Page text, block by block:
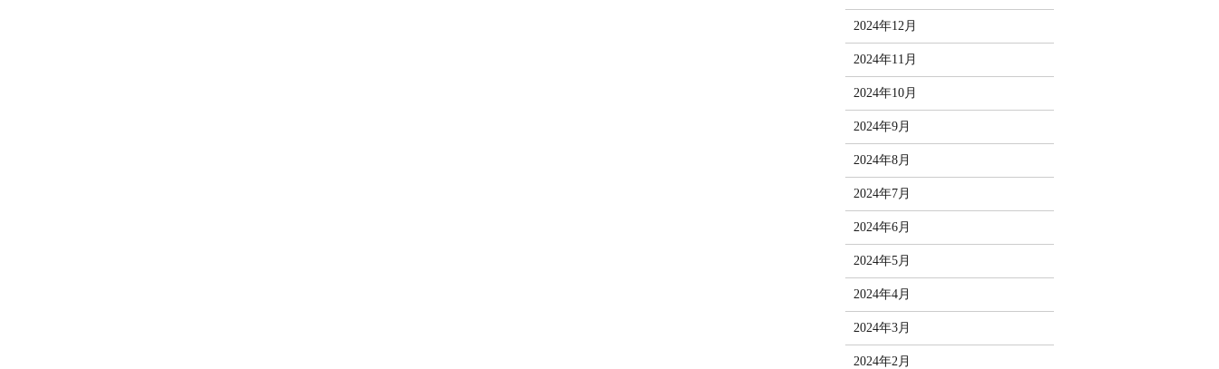
2024年12月
2024年11月
2024年10月
2024年9月
2024年8月
2024年7月
2024年6月
2024年5月
2024年4月
2024年3月
2024年2月